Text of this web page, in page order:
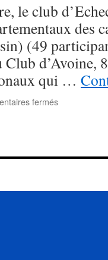
le club
des
(49
d’Avoine,
qui …
ferméssur
des